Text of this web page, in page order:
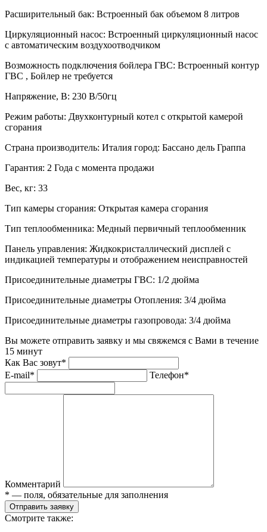
Расширительный бак: Встроенный бак объемом 8 литров
Циркуляционный насос: Встроенный циркуляционный насос
с автоматическим воздухоотводчиком
Возможность подключения бойлера ГВС: Встроенный контур
ГВС , Бойлер не требуется
Напряжение, В: 230 В/50гц
Режим работы: Двухконтурный котел с открытой камерой
сгорания
Страна производитель: Италия город: Бассано дель Граппа
Гарантия: 2 Года с момента продажи
Вес, кг: 33
Тип камеры сгорания: Открытая камера сгорания
Тип теплообменника: Медный первичный теплообменник
Панель управления: Жидкокристаллический дисплей с
индикацией температуры и отображением неисправностей
Присоединительные диаметры ГВС: 1/2 дюйма
Присоединительные диаметры Отопления: 3/4 дюйма
Присоединительные диаметры газопровода: 3/4 дюйма
Вы можете отправить заявку и мы свяжемся с Вами в течение
15 минут
Как Вас зовут*
E-mail*
Телефон*
Комментарий
* — поля, обязательные для заполнения
Отправить заявку
Смотрите также: